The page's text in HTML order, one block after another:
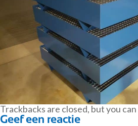
Trackbacks are closed, but you can
Geef een reactie